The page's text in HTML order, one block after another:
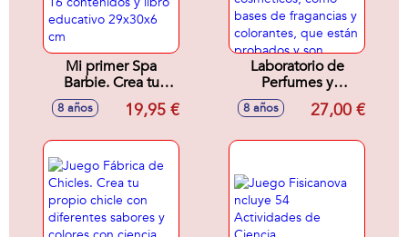
Mi primer Spa
Barbie. Crea tu
propio spa de
Barbie con 15
educativo 29x30x6
cm
8 años 19,95 €
Laboratorio de
Perfumes y
cosméticos
contiene
y colorantes, que
están probados y
son seguros.
8 años 27,00 €